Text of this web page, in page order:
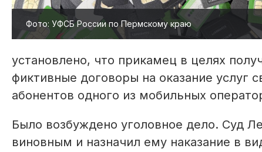
Фото: УФСБ России по Пермскому краю
установлено, что прикамец в целях
фиктивные договоры на оказание услуг
абонентов одного из мобильных
Было возбуждено уголовное дело. Суд
виновным и назначил ему наказание в